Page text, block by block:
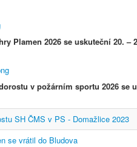
Plamen 2026 se uskuteční 20.–
v požárním sportu 2026 se
SH ČMS v PS - Domažlice 2023
se vrátil do Bludova